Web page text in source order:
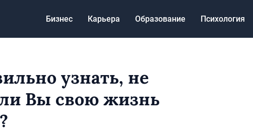
Бизнес Карьера Образование Психология
узнать, не
ли Вы свою жизнь